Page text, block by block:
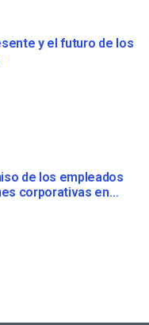
y el futuro de los
de los empleados
corporativas en